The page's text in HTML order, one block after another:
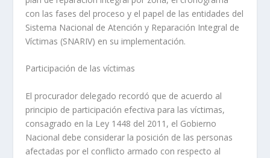
con las fases del proceso y el papel de las entidades del
Sistema Nacional de Atención y Reparación Integral de
Víctimas (SNARIV) en su implementación.
Participación de las víctimas
El procurador delegado recordó que de acuerdo al
principio de participación efectiva para las víctimas,
consagrado en la Ley 1448 del 2011, el Gobierno
Nacional debe considerar la posición de las personas
afectadas por el conflicto armado con respecto al